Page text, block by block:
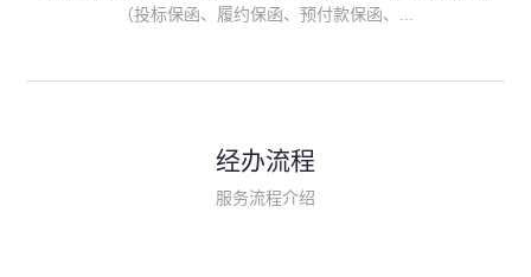
（投标保函、履约保函、预付款保函、...
险、政府公共安全责任保险/自然灾害公众责任保险、精神病监护
人责任险、首台套/首版次保险、科技保险等）；（三）传统财产
经办流程
服务流程介绍